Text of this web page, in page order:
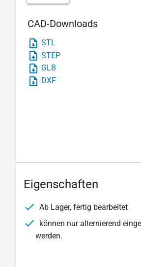
CAD-Downloads
STL
STEP
GLB
DXF
Eigenschaften
Ab Lager, fertig bearbeitet
können nur alternierend
werden.